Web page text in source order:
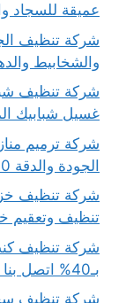
عميقة للسجاد
والشخابيط والدهون
غسيل شبابيك
الجودة والدقة 100% اتصل بنا الان
تنظيف وتعقيم خزانات
شركة تنظيف
بـ40% اتصل بنا الان